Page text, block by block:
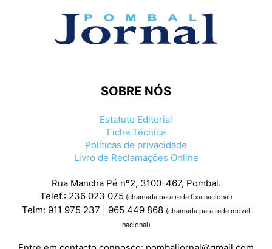
SOBRE NÓS
Estatuto Editorial
Ficha Técnica
Políticas de privacidade
Livro de Reclamações Online
Rua Mancha Pé nº2, 3100-467, Pombal.
Telef.: 236 023 075 (chamada para rede fixa nacional)
Telm: 911 975 237 | 965 449 868 (chamada para rede móvel
nacional)